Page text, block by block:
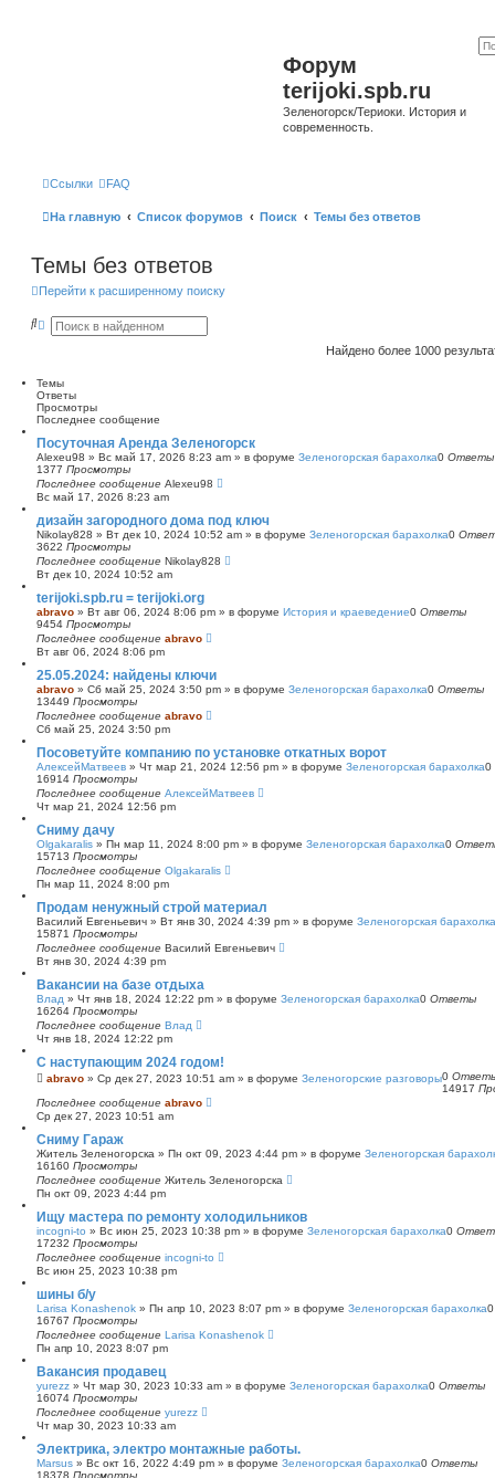
Форум
terijoki.spb.ru
Зеленогорск/Териоки. История и
современность.
Ссылки FAQ
На главную Список форумов Поиск Темы без ответов
Темы без ответов
Перейти к расширенному поиску
П Р
р
е
н
н
ы
й
п
о
и
к
Найдено более 1000
Темы
Ответы
Просмотры
Последнее сообщение
Посуточная Аренда Зеленогорск
Alexeu98 » Вс май 17, 2026 8:23 am » в форуме Зеленогорская барахолка0 Ответы
1377 Просмотры
Последнее сообщение Alexeu98
Вс май 17, 2026 8:23 am
дизайн загородного дома под ключ
Nikolay828 » Вт дек 10, 2024 10:52 am » в форуме Зеленогорская барахолка0
3622 Просмотры
Последнее сообщение Nikolay828
Вт дек 10, 2024 10:52 am
terijoki.spb.ru = terijoki.org
abravo » Вт авг 06, 2024 8:06 pm » в форуме История и краеведение0 Ответы
9454 Просмотры
Последнее сообщение abravo
Вт авг 06, 2024 8:06 pm
25.05.2024: найдены ключи
abravo » Сб май 25, 2024 3:50 pm » в форуме Зеленогорская барахолка0 Ответы
13449 Просмотры
Последнее сообщение abravo
Сб май 25, 2024 3:50 pm
Посоветуйте компанию по установке откатных ворот
АлексейМатвеев » Чт мар 21, 2024 12:56 pm » в форуме Зеленогорская барахолка0
16914 Просмотры
Последнее сообщение АлексейМатвеев
Чт мар 21, 2024 12:56 pm
Сниму дачу
Olgakaralis » Пн мар 11, 2024 8:00 pm » в форуме Зеленогорская барахолка0
15713 Просмотры
Последнее сообщение Olgakaralis
Пн мар 11, 2024 8:00 pm
Продам ненужный строй материал
Василий Евгеньевич » Вт янв 30, 2024 4:39 pm » в форуме Зеленогорская барахолка
15871 Просмотры
Последнее сообщение Василий Евгеньевич
Вт янв 30, 2024 4:39 pm
Вакансии на базе отдыха
Влад » Чт янв 18, 2024 12:22 pm » в форуме Зеленогорская барахолка0 Ответы
16264 Просмотры
Последнее сообщение Влад
Чт янв 18, 2024 12:22 pm
С наступающим 2024 годом!
abravo » Ср дек 27, 2023 10:51 am » в форуме Зеленогорские разговоры0
14917
Последнее сообщение abravo
Ср дек 27, 2023 10:51 am
Сниму Гараж
Житель Зеленогорска » Пн окт 09, 2023 4:44 pm » в форуме Зеленогорская
16160 Просмотры
Последнее сообщение Житель Зеленогорска
Пн окт 09, 2023 4:44 pm
Ищу мастера по ремонту холодильников
incogni-to » Вс июн 25, 2023 10:38 pm » в форуме Зеленогорская барахолка0
17232 Просмотры
Последнее сообщение incogni-to
Вс июн 25, 2023 10:38 pm
шины б/у
Larisa Konashenok » Пн апр 10, 2023 8:07 pm » в форуме Зеленогорская барахолка
16767 Просмотры
Последнее сообщение Larisa Konashenok
Пн апр 10, 2023 8:07 pm
Вакансия продавец
yurezz » Чт мар 30, 2023 10:33 am » в форуме Зеленогорская барахолка0 Ответы
16074 Просмотры
Последнее сообщение yurezz
Чт мар 30, 2023 10:33 am
Электрика, электро монтажные работы.
Marsus » Вс окт 16, 2022 4:49 pm » в форуме Зеленогорская барахолка0 Ответы
18378 Просмотры